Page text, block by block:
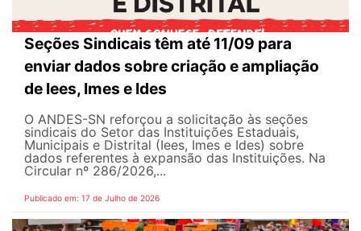
Seções Sindicais têm até 11/09 para
enviar dados sobre criação e ampliação
de Iees, Imes e Ides
O ANDES-SN reforçou a solicitação às seções
sindicais do Setor das Instituições Estaduais,
Municipais e Distrital (Iees, Imes e Ides) sobre
dados referentes à expansão das Instituições. Na
Circular nº 286/2026,...
Publicado em: 17 de Julho de 2026